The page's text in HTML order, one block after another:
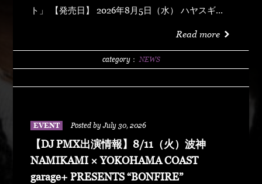
ト」 【発売日】 2026年8月5日（水） ハヤスギテ
リング (prod by DJ PMX) マッパ・ノ・オウサマ
Read more
category： NEWS
EVENT Posted by July 30, 2026
【DJ PMX出演情報】8/11（火）波神
NAMIKAMI × YOKOHAMA COAST
garage+ PRESENTS “BONFIRE”